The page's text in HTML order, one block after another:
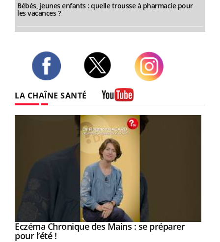
Bébés, jeunes enfants : quelle trousse à pharmacie pour
les vacances ?
LA CHAÎNE SANTÉ
Youtube
Eczéma Chronique des Mains : se préparer
pour l’été !Youtube